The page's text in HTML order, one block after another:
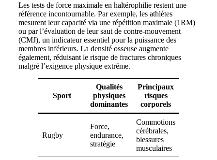
Les tests de force maximale en haltérophilie restent une
référence incontournable. Par exemple, les athlètes
mesurent leur capacité via une répétition maximale (1RM)
ou par l’évaluation de leur saut de contre-mouvement
(CMJ), un indicateur essentiel pour la puissance des
membres inférieurs. La densité osseuse augmente
également, réduisant le risque de fractures chroniques
malgré l’exigence physique extrême.
Sport
Qualités
physiques
dominantes
Principaux
risques
corporels
Rugby
Force,
endurance,
stratégie
Commotions
cérébrales,
blessures
musculaires